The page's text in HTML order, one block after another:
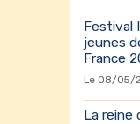
Festival
jeunes
France
Le 08/05/
La reine